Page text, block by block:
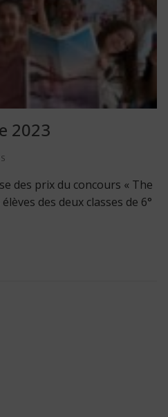
2023
des prix du concours « The
des deux classes de 6°